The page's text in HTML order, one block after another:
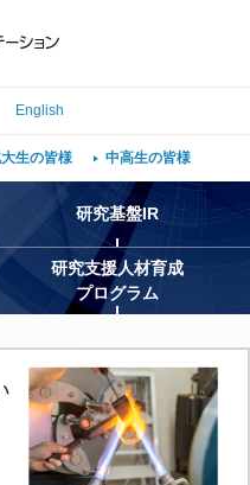
English
生の皆様 中高生の皆様
研究基盤IR
研究支援人材育成
プログラム